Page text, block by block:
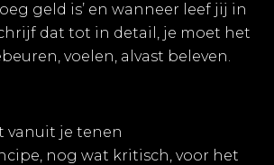
geld is’ en wanneer leef jij in
dat tot in detail, je moet het
voelen, alvast beleven.
vanuit je tenen
nog wat kritisch, voor het